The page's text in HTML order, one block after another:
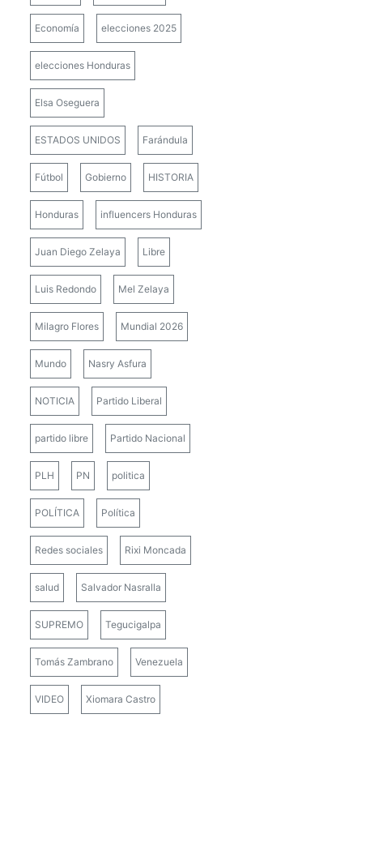
Economía elecciones 2025
elecciones Honduras
Elsa Oseguera
ESTADOS UNIDOS Farándula
Fútbol Gobierno HISTORIA
Honduras influencers Honduras
Juan Diego Zelaya Libre
Luis Redondo Mel Zelaya
Milagro Flores Mundial 2026
Mundo Nasry Asfura
NOTICIA Partido Liberal
partido libre Partido Nacional
PLH PN politica
POLÍTICA Política
Redes sociales Rixi Moncada
salud Salvador Nasralla
SUPREMO Tegucigalpa
Tomás Zambrano Venezuela
VIDEO Xiomara Castro